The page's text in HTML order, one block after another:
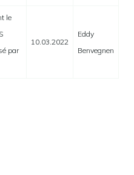
le
par
10.03.2022
Eddy
Benvegnen